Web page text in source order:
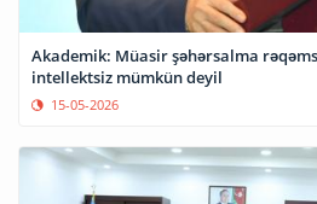
Akademik: Müasir şəhərsalma
intellektsiz mümkün deyil
15-05-2026